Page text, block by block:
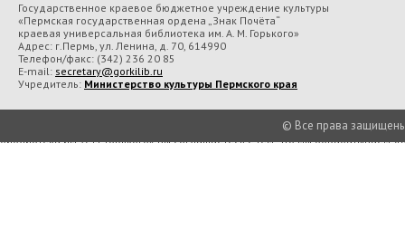
Государственное краевое бюджетное учреждение культуры
«Пермская государственная ордена „Знак Почёта“
краевая универсальная библиотека им. А. М. Горького»
Адрес: г.Пермь, ул. Ленина, д. 70, 614990
Телефон/факс: (342) 236 20 85
E-mail: secretary@gorkilib.ru
Учредитель: Министерство культуры Пермского края
© Все права
Во время посещения сайта Государственное краевое бюджетное
библиотека им. А. М. Горького» вы соглашаетесь с тем, что мы обрабатываем